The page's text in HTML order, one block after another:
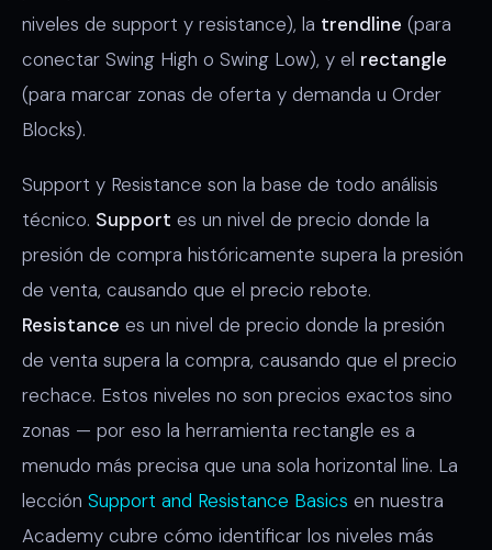
niveles de support y resistance), la trendline (para
conectar Swing High o Swing Low), y el rectangle
(para marcar zonas de oferta y demanda u Order
Blocks).
Support y Resistance son la base de todo análisis
técnico. Support es un nivel de precio donde la
presión de compra históricamente supera la presión
de venta, causando que el precio rebote.
Resistance es un nivel de precio donde la presión
de venta supera la compra, causando que el precio
rechace. Estos niveles no son precios exactos sino
zonas — por eso la herramienta rectangle es a
menudo más precisa que una sola horizontal line. La
lección Support and Resistance Basics en nuestra
Academy cubre cómo identificar los niveles más